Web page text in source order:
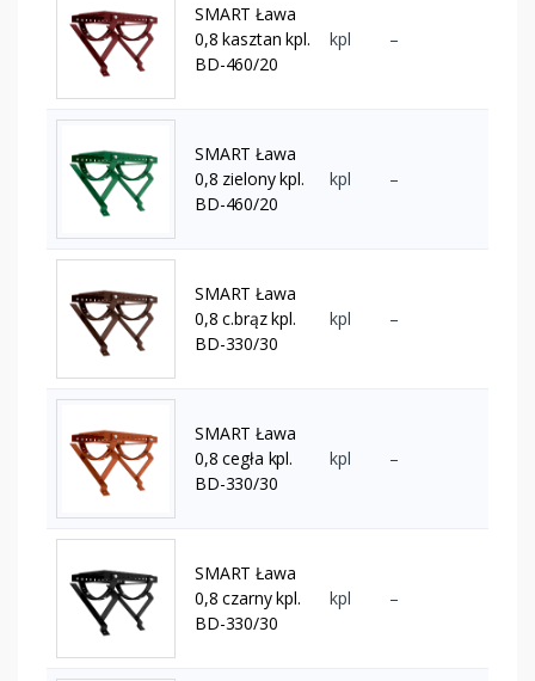
SMART Ława
0,8 kasztan kpl.
BD-460/20
kpl –
SMART Ława
0,8 zielony kpl.
BD-460/20
kpl –
SMART Ława
0,8 c.brąz kpl.
BD-330/30
kpl –
SMART Ława
0,8 cegła kpl.
BD-330/30
kpl –
SMART Ława
0,8 czarny kpl.
BD-330/30
kpl –